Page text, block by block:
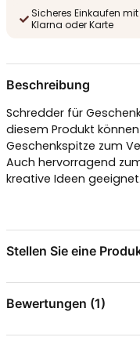
Sicheres Einkaufen mit
Klarna oder Karte
Beschreibung
Schredder für
diesem Produkt
Geschenkspitze zum
Auch hervorragend
kreative Ideen geeignet.
Stellen Sie eine
Stellen Sie uns eine
Bewertungen (1)